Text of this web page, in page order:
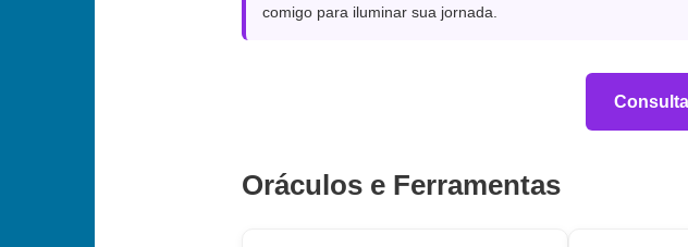
comigo para iluminar sua jornada.
Oráculos e Ferramentas